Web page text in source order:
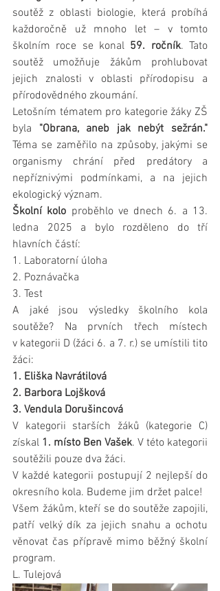
soutěž z oblasti biologie, která probíhá
každoročně už mnoho let – v tomto
školním roce se konal 59. ročník. Tato
soutěž umožňuje žákům prohlubovat
jejich znalosti v oblasti přírodopisu a
přírodovědného zkoumání.
Letošním tématem pro kategorie žáky ZŠ
byla "Obrana, aneb jak nebýt sežrán."
Téma se zaměřilo na způsoby, jakými se
organismy chrání před predátory a
nepříznivými podmínkami, a na jejich
ekologický význam.
Školní kolo proběhlo ve dnech 6. a 13.
ledna 2025 a bylo rozděleno do tří
hlavních částí:
1. Laboratorní úloha
2. Poznávačka
3. Test
A jaké jsou výsledky školního kola
soutěže? Na prvních třech místech
v kategorii D (žáci 6. a 7. r.) se umístili tito
žáci:
1. Eliška Navrátilová
2. Barbora Lojšková
3. Vendula Dorušincová
V kategorii starších žáků (kategorie C)
získal 1. místo Ben Vašek. V této kategorii
soutěžili pouze dva žáci.
V každé kategorii postupují 2 nejlepší do
okresního kola. Budeme jim držet palce!
Všem žákům, kteří se do soutěže zapojili,
patří velký dík za jejich snahu a ochotu
věnovat čas přípravě mimo běžný školní
program.
L. Tulejová